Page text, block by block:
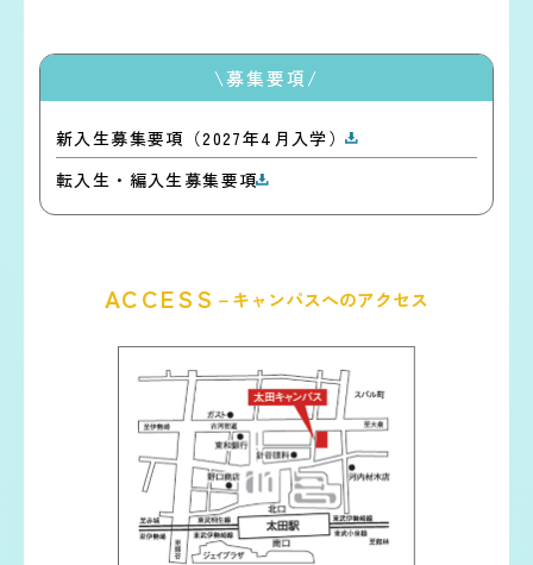
\募集要項/
新入生募集要項（2027年4月入学）
転入生・編入生募集要項
ACCESS －キャンパスへのアクセス